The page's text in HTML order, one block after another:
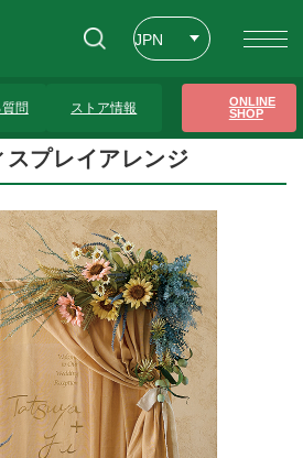
JPN
問 ストア情報
ONLINE
SHOP
ウェディングディスプレイアレン
スプレイアレンジ